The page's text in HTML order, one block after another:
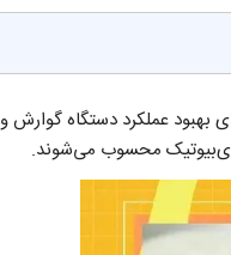
عملکرد دستگاه گوارش و
پری‌بیوتیک محسوب می‌شوند.